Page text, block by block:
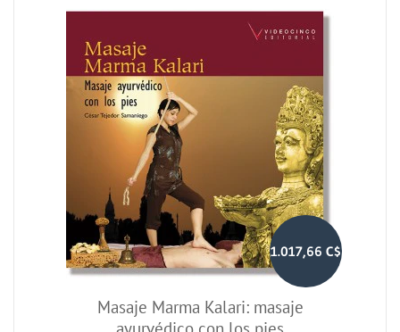
1.017,66 C$
Masaje Marma Kalari: masaje